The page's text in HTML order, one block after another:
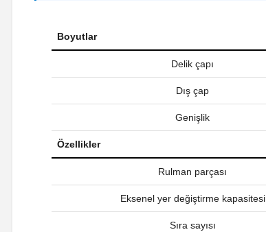
Boyutlar
Delik çapı
Dış çap
Genişlik
Özellikler
Rulman parçası
Eksenel yer değiştirme kapasitesi
Sıra sayısı